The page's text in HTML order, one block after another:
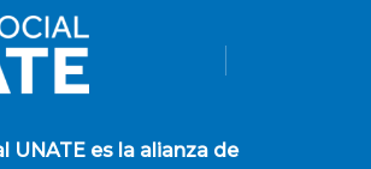
UNATEes la alianza de